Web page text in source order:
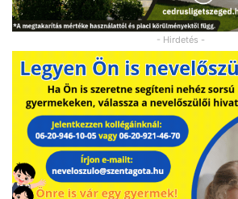
- Hirdetés -